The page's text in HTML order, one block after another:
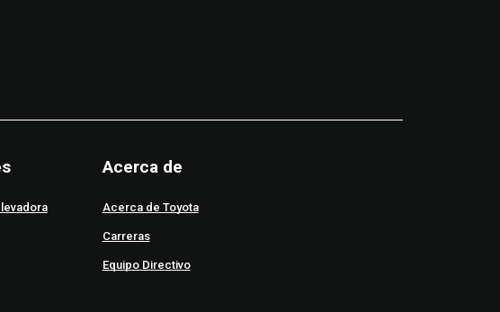
Acerca de
Acerca de Toyota
Carreras
Equipo Directivo